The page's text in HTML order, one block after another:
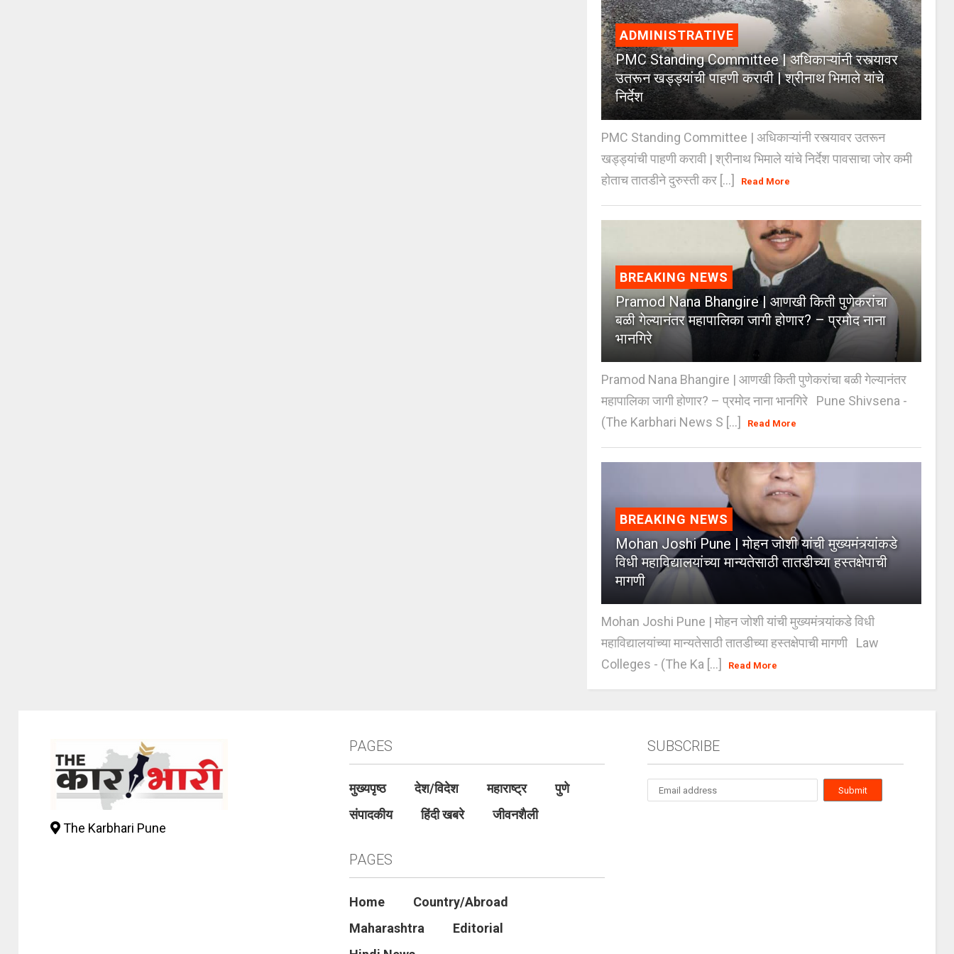
ADMINISTRATIVE
PMC Standing Committee | अधिकाऱ्यांनी रस्त्यावर
उतरून खड्ड्यांची पाहणी करावी | श्रीनाथ भिमाले यांचे
निर्देश
PMC Standing Committee | अधिकाऱ्यांनी रस्त्यावर उतरून
खड्ड्यांची पाहणी करावी | श्रीनाथ भिमाले यांचे निर्देश पावसाचा जोर कमी
होताच तातडीने दुरुस्ती कर [...]
Read More
BREAKING NEWS
Pramod Nana Bhangire | आणखी किती पुणेकरांचा
बळी गेल्यानंतर महापालिका जागी होणार? – प्रमोद नाना
भानगिरे
Pramod Nana Bhangire | आणखी किती पुणेकरांचा बळी गेल्यानंतर
महापालिका जागी होणार? – प्रमोद नाना भानगिरे Pune Shivsena -
(The Karbhari News S [...]
Read More
BREAKING NEWS
Mohan Joshi Pune | मोहन जोशी यांची मुख्यमंत्र्यांकडे
विधी महाविद्यालयांच्या मान्यतेसाठी तातडीच्या हस्तक्षेपाची
मागणी
Mohan Joshi Pune | मोहन जोशी यांची मुख्यमंत्र्यांकडे विधी
महाविद्यालयांच्या मान्यतेसाठी तातडीच्या हस्तक्षेपाची मागणी Law
Colleges - (The Ka [...]
Read More
The Karbhari Pune
PAGES
मुख्यपृष्ठ देश/विदेश महाराष्ट्र
पुणे
संपादकीय
हिंदी खबरे जीवनशैली
PAGES
Home
Country/Abroad
Maharashtra
Editorial
SUBSCRIBE